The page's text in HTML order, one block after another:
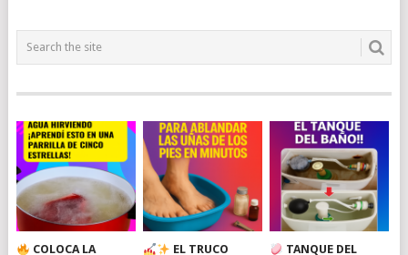
COLOCA LA
EL TRUCO
TANQUE DEL